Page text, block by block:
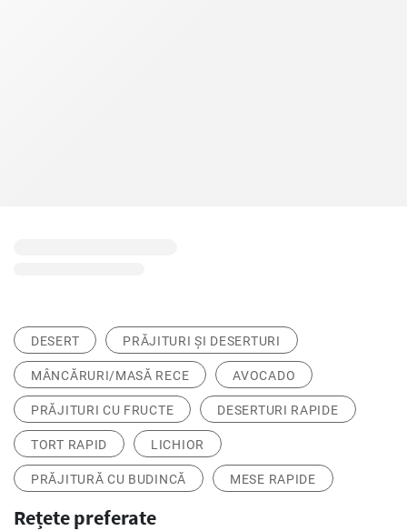
DESERT PRĂJITURI ȘI DESERTURI
MÂNCĂRURI/MASĂ RECE AVOCADO
PRĂJITURI CU FRUCTE DESERTURI RAPIDE
TORT RAPID LICHIOR
PRĂJITURĂ CU BUDINCĂ MESE RAPIDE
Rețete preferate